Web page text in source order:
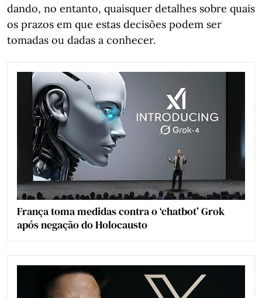
dando, no entanto, quaisquer detalhes sobre quais
os prazos em que estas decisões podem ser
tomadas ou dadas a conhecer.
França toma medidas contra o ‘chatbot’ Grok
após negação do Holocausto